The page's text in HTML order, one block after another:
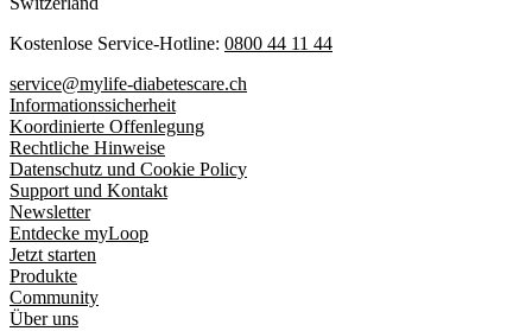
Kostenlose Service-Hotline: 0800 44 11 44
service@mylife-diabetescare.ch
Informationssicherheit
Koordinierte Offenlegung
Rechtliche Hinweise
Datenschutz und Cookie Policy
Support und Kontakt
Newsletter
Entdecke myLoop
Jetzt starten
Produkte
Community
Über uns